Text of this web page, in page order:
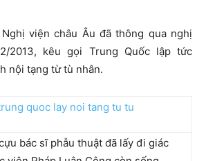
Nghị viện châu Âu đã thông qua nghị
2013, kêu gọi Trung Quốc lập tức
nội tạng từ tù nhân.
bác sĩ phẫu thuật đã lấy đi giác